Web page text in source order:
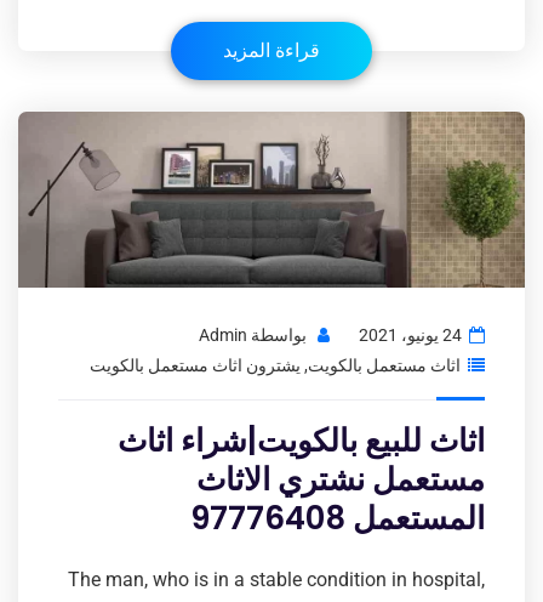
قراءة المزيد
24 يونيو، 2021 بواسطة Admin
اثاث مستعمل بالكويت, يشترون اثاث مستعمل بالكويت
اثاث للبيع بالكويت|شراء اثاث
مستعمل نشتري الاثاث
المستعمل 97776408
The man, who is in a stable condition in hospital,